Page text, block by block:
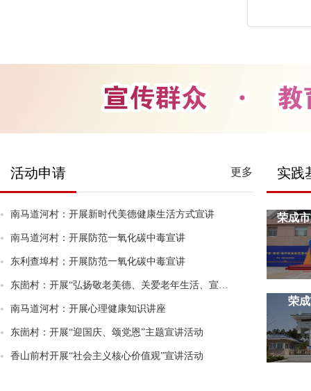
活动申请 更多
• 南马道河村：开展新时代美德健康生活方式宣讲
• 南马道河村：开展防范一氧化碳中毒宣讲
• 东利查埠村；开展防范一氧化碳中毒宣讲
• 东崮村：开展“弘扬敬老美德、关爱老年生活、宣传活动。
• 南马道河村：开展心理健康知识讲座
• 东崮村：开展“迎国庆、颂党恩”主题宣讲活动
• 香山前村开展“社会主义核心价值观”宣讲活动
实践
荣成
荣